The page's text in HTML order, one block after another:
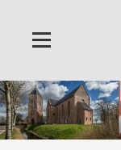
Home
Algemeen